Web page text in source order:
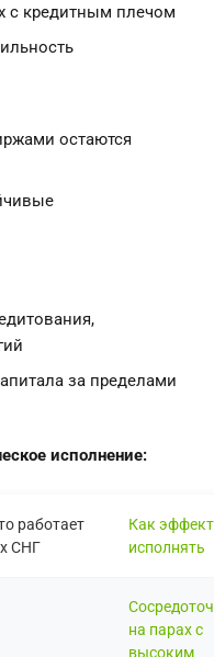
с кредитным плечом
остаются
за пределами
исполнение:
работает
СНГ
Как
исполнять
на парах с
высоким